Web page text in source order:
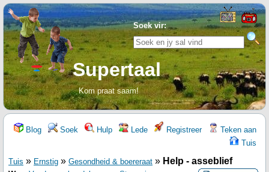
Soek vir:
Supertaal
Kom praat saam!
Blog Soek Hulp Lede Registreer
Teken aan
Tuis
Tuis » Ernstig » Gesondheid & boereraat » Help - asseblief